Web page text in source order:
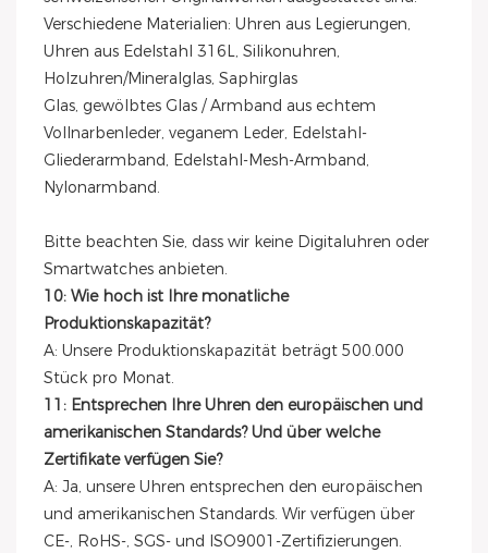
Verschiedene Materialien: Uhren aus Legierungen,
Uhren aus Edelstahl 316L, Silikonuhren,
Holzuhren/Mineralglas, Saphirglas
Glas, gewölbtes Glas / Armband aus echtem
Vollnarbenleder, veganem Leder, Edelstahl-
Gliederarmband, Edelstahl-Mesh-Armband,
Nylonarmband.
Bitte beachten Sie, dass wir keine Digitaluhren oder
Smartwatches anbieten.
10: Wie hoch ist Ihre monatliche
Produktionskapazität?
A: Unsere Produktionskapazität beträgt 500.000
Stück pro Monat.
11: Entsprechen Ihre Uhren den europäischen und
amerikanischen Standards? Und über welche
Zertifikate verfügen Sie?
A: Ja, unsere Uhren entsprechen den europäischen
und amerikanischen Standards. Wir verfügen über
CE-, RoHS-, SGS- und ISO9001-Zertifizierungen.